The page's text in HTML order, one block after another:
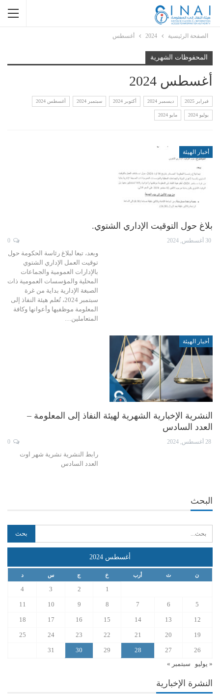
الصفحة الرئيسية 2024 أغسطس
المحفوظات الشهرية
أغسطس 2024
فبراير 2025 ديسمبر 2024 أكتوبر 2024 سبتمبر 2024 أغسطس 2024
يوليو 2024 مايو 2024
أخبار الهيئة
بلاغ حول التوقيت الإداري الشتوي.
30 أغسطس, 2024
وبعد، تبعا لبلاغ رئاسة الحكومة حول
توقيت العمل الإداري الشتوي
بالإدارات العمومية والجماعات
المحلية والمؤسسات العمومية ذات
الصبغة الإدارية بداية من غرة
سبتمبر 2024، تُعلم هيئة النفاذ إلى
المعلومة موظفيها وأعوانها وكافة
المتعاملين…
أخبار الهيئة
النشرية الإخبارية الشهرية لهيئة النفاذ إلى المعلومة –
العدد السادس
28 أغسطس, 2024
رابط النشرية نشرية شهر اوت
العدد السادس
البحث
أغسطس 2024
ن ث أرب خ ج س د
1
2
3
4
5
6
7
8
9
10
11
12
13
14
15
16
17
18
19
20
21
22
23
24
25
26
27
28
29
30
31
« يوليو
سبتمبر »
النشرة الإخبارية